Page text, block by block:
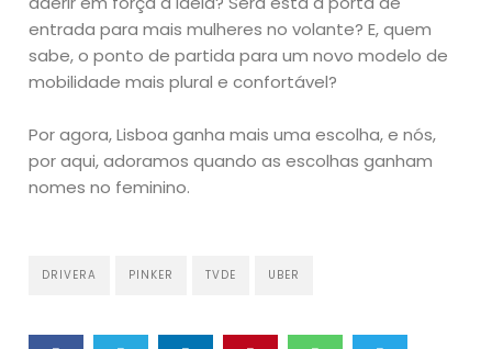
entrada para mais mulheres no volante? E, quem
sabe, o ponto de partida para um novo modelo de
mobilidade mais plural e confortável?
Por agora, Lisboa ganha mais uma escolha, e nós,
por aqui, adoramos quando as escolhas ganham
nomes no feminino.
DRIVERA PINKER TVDE UBER